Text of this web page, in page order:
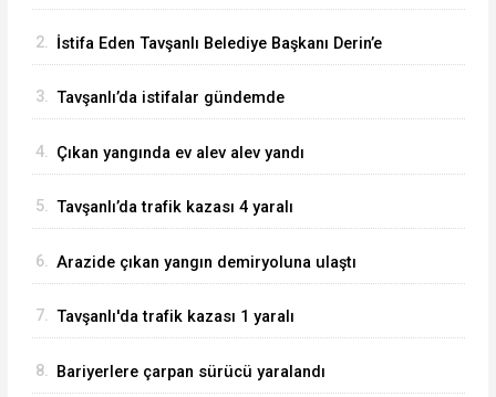
2. İstifa Eden Tavşanlı Belediye Başkanı Derin’e
3. Tavşanlı’da istifalar gündemde
4. Çıkan yangında ev alev alev yandı
5. Tavşanlı’da trafik kazası 4 yaralı
6. Arazide çıkan yangın demiryoluna ulaştı
7. Tavşanlı'da trafik kazası 1 yaralı
8. Bariyerlere çarpan sürücü yaralandı